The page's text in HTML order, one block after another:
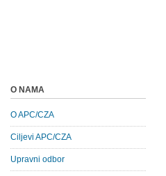
O NAMA
O APC/CZA
Ciljevi APC/CZA
Upravni odbor